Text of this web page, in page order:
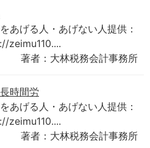
あげる人・あげない人提供：
zeimu110....
著者：大林税務会計事務所
時間労
あげる人・あげない人提供：
zeimu110....
著者：大林税務会計事務所